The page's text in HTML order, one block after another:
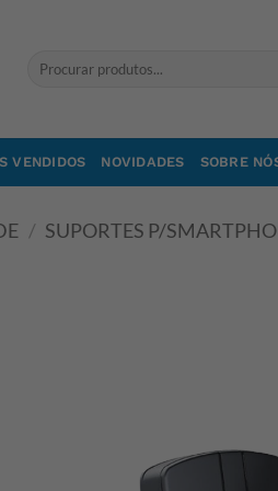
Pesquisar
VENDIDOS NOVIDADES SOBRE
/ SUPORTES P/